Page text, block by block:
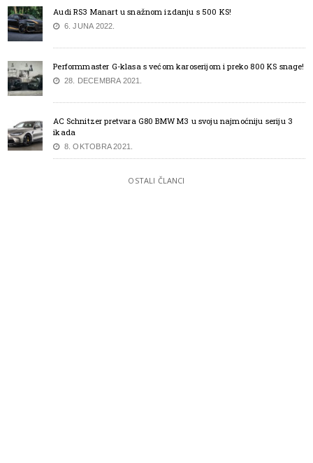
Audi RS3 Manart u snažnom izdanju s 500 KS!
6. JUNA 2022.
Performmaster G-klasa s većom karoserijom i preko 800 KS snage!
28. DECEMBRA 2021.
AC Schnitzer pretvara G80 BMW M3 u svoju najmoćniju seriju 3
ikada
8. OKTOBRA 2021.
OSTALI ČLANCI